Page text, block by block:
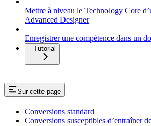
Mettre à niveau le Technology Core
Advanced Designer
Enregistrer une compétence dans un
Tutorial
Sur cette page
Conversions standard
Conversions susceptibles d’entraîner